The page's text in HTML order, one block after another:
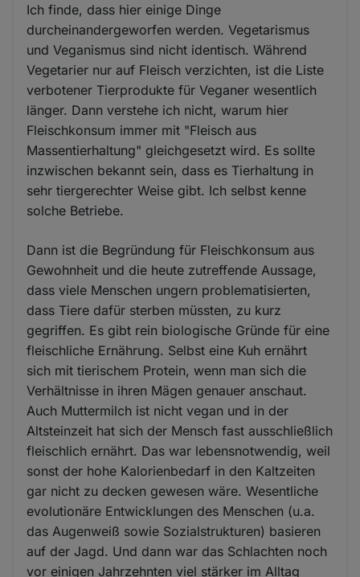
Ich finde, dass hier einige Dinge
durcheinandergeworfen werden. Vegetarismus
und Veganismus sind nicht identisch. Während
Vegetarier nur auf Fleisch verzichten, ist die Liste
verbotener Tierprodukte für Veganer wesentlich
länger. Dann verstehe ich nicht, warum hier
Fleischkonsum immer mit "Fleisch aus
Massentierhaltung" gleichgesetzt wird. Es sollte
inzwischen bekannt sein, dass es Tierhaltung in
sehr tiergerechter Weise gibt. Ich selbst kenne
solche Betriebe.
Dann ist die Begründung für Fleischkonsum aus
Gewohnheit und die heute zutreffende Aussage,
dass viele Menschen ungern problematisierten,
dass Tiere dafür sterben müssten, zu kurz
gegriffen. Es gibt rein biologische Gründe für eine
fleischliche Ernährung. Selbst eine Kuh ernährt
sich mit tierischem Protein, wenn man sich die
Verhältnisse in ihren Mägen genauer anschaut.
Auch Muttermilch ist nicht vegan und in der
Altsteinzeit hat sich der Mensch fast ausschließlich
fleischlich ernährt. Das war lebensnotwendig, weil
sonst der hohe Kalorienbedarf in den Kaltzeiten
gar nicht zu decken gewesen wäre. Wesentliche
evolutionäre Entwicklungen des Menschen (u.a.
das Augenweiß sowie Sozialstrukturen) basieren
auf der Jagd. Und dann war das Schlachten noch
vor einigen Jahrzehnten viel stärker im Alltag